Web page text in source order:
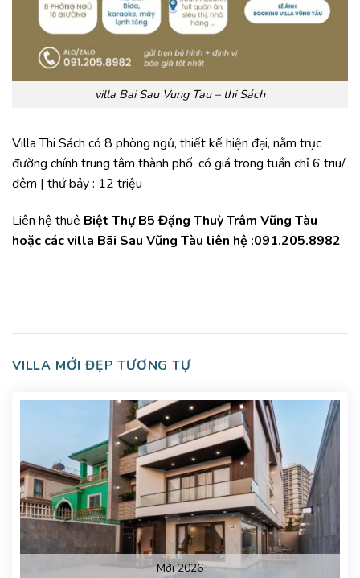
villa Bai Sau Vung Tau – thi Sách
Villa Thi Sách có 8 phòng ngủ, thiết kế hiện đại, nằm trục
đường chính trung tâm thành phố, có giá trong tuần chỉ 6 triu/
đêm | thứ bảy : 12 triệu
Liên hệ thuê Biệt Thự B5 Đặng Thuỳ Trâm Vũng Tàu
hoặc các villa Bãi Sau Vũng Tàu liên hệ :091.205.8982
VILLA MỚI ĐẸP TƯƠNG TỰ
Mới 2026